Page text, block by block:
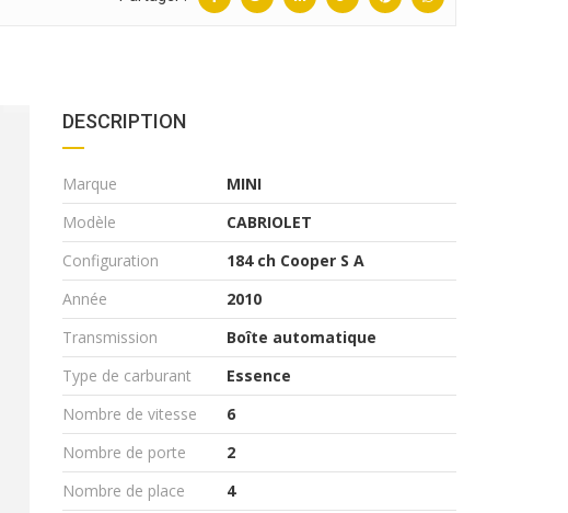
DESCRIPTION
Marque
MINI
Modèle
CABRIOLET
Configuration
184 ch Cooper S A
Année
2010
Transmission
Boîte automatique
Type de carburant
Essence
Nombre de vitesse
6
Nombre de porte
2
Nombre de place
4